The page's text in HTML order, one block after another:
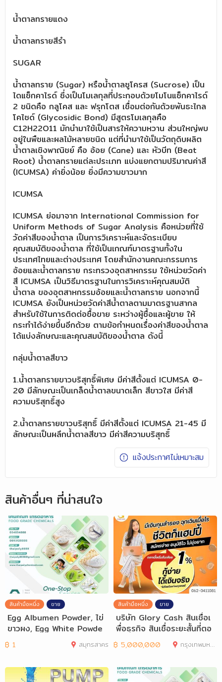
น้ำตาลทรายแดง
น้ำตาลทรายสีรำ
SUGAR
น้ำตาลทราย (Sugar) หรือน้ำตาลซูโครส (Sucrose) เป็น
ไดแซ็กคาไรด์ ซึ่งเป็นโมเลกุลที่ประกอบด้วยโมโนแซ็กคาไรด์
2 ชนิดคือ กลูโคส และ ฟรุกโตส เชื่อมต่อกันด้วยพันธะไกล
โคไซด์ (Glycosidic Bond) มีสูตรโมเลกุลคือ
C12H22O11 มักนำมาใช้เป็นสารให้ความหวาน ส่วนใหญ่พบ
อยู่ในพืชและผลไม้หลายชนิด แต่ที่นำมาใช้เป็นวัตถุดิบผลิต
น้ำตาลเชิงพาณิชย์ คือ อ้อย (Cane) และ หัวบีท (Beat
Root) น้ำตาลทรายแต่ละประเภท แบ่งแยกตามปริมาณค่าสี
(ICUMSA) ค่ายิ่งน้อย ยิ่งมีความขาวมาก
ICUMSA
ICUMSA ย่อมาจาก International Commission for
Uniform Methods of Sugar Analysis คือหน่วยที่ใช้
วัดค่าสีของน้ำตาล เป็นการวิเคราะห์และจัดระเบียบ
คุณสมบัติของน้ำตาล ที่ใช้เป็นเกณฑ์มาตรฐานทั้งใน
ประเทศไทยและต่างประเทศ โดยสำนักงานคณะกรรมการ
อ้อยและน้ำตาลทราย กระทรวงอุตสาหกรรม ใช้หน่วยวัดค่า
สี ICUMSA เป็นวิธีมาตรฐานในการวิเคราะห์คุณสมบัติ
น้ำตาล ของอุตสาหกรรมอ้อยและน้ำตาลทราย นอกจากนี้
ICUMSA ยังเป็นหน่วยวัดค่าสีน้ำตาลตามมาตรฐานสากล
สำหรับใช้ในการติดต่อซื้อขาย ระหว่างผู้ซื้อและผู้ขาย ให้
กระทำได้ง่ายขึ้นอีกด้วย ตามข้อกำหนดเรื่องค่าสีของน้ำตาล
ได้แบ่งลักษณะและคุณสมบัติของน้ำตาล ดังนี้
กลุ่มน้ำตาลสีขาว
1.น้ำตาลทรายขาวบริสุทธิ์พิเศษ มีค่าสีตั้งแต่ ICUMSA 0-
20 มีลักษณะเป็นเกล็ดน้ำตาลขนาดเล็ก สีขาวใส มีค่าสี
ความบริสุทธิ์สูง
2.น้ำตาลทรายขาวบริสุทธิ์ มีค่าสีตั้งแต่ ICUMSA 21-45 มี
ลักษณะเป็นผลึกน้ำตาลสีขาว มีค่าสีความบริสุทธิ์
แจ้งประกาศไม่เหมาะสม
สินค้าอื่นๆ ที่น่าสนใจ
สินค้ามือหนึ่ง ขาย
Egg Albumen Powder, ไข่
ขาวผง, Egg White Powde
r, จำหน่ายไข่ขา
฿ 1 สมุทรสาคร
สินค้ามือหนึ่ง ขาย
บริษัท Glory Cash สินเชื่อเ
พื่อธุรกิจ สินเชื่อระยะสั้นที่ตอ
฿ 5,000,000 กรุงเทพมหานคร